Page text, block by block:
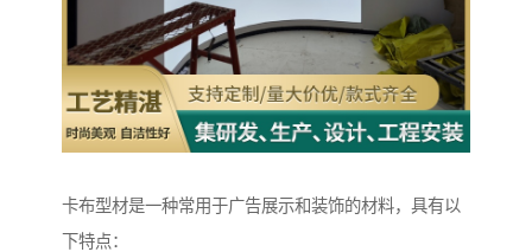
卡布型材是一种常用于广告展示和装饰的材料，具有以
下特点：